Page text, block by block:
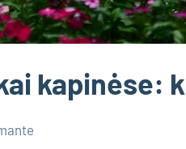
kapinėse: